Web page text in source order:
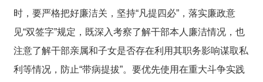
时，要严格把好廉洁关，坚持“凡提四必”，落实廉政意
见“双签字”规定，既深入考察了解干部本人廉洁情况，也
注意了解干部亲属和子女是否存在利用其职务影响谋取私
利等情况，防止“带病提拔”。要优先使用在重大斗争实践